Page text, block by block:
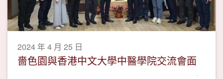
2024 年 4 月 25 日
嗇色園與香港中文大學中醫學院交流會面